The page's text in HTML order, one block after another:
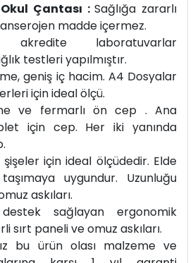
Çantası :Sağlığa zararlı
madde içermez.
akredite laboratuvarlar
testleri yapılmıştır.
geniş iç hacim. A4 Dosyalar
için ideal ölçü.
ve fermarlı ön cep . Ana
için cep. Her iki yanında
için ideal ölçüdedir. Elde
uygundur. Uzunluğu
askıları.
sağlayan ergonomik
sırt paneli ve omuz askıları.
bu ürün olası malzeme ve